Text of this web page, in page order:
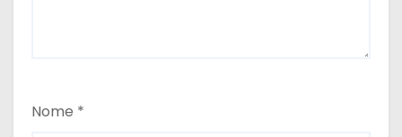
Nome *